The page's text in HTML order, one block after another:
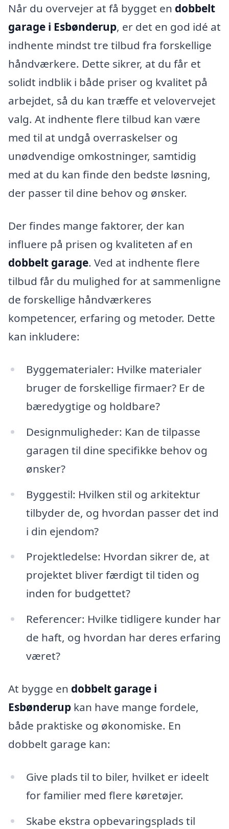
Når du overvejer at få bygget en dobbelt
garage i Esbønderup, er det en god idé at
indhente mindst tre tilbud fra forskellige
håndværkere. Dette sikrer, at du får et
solidt indblik i både priser og kvalitet på
arbejdet, så du kan træffe et velovervejet
valg. At indhente flere tilbud kan være
med til at undgå overraskelser og
unødvendige omkostninger, samtidig
med at du kan finde den bedste løsning,
der passer til dine behov og ønsker.
Der findes mange faktorer, der kan
influere på prisen og kvaliteten af en
dobbelt garage. Ved at indhente flere
tilbud får du mulighed for at sammenligne
de forskellige håndværkeres
kompetencer, erfaring og metoder. Dette
kan inkludere:
Byggematerialer: Hvilke materialer
bruger de forskellige firmaer? Er de
bæredygtige og holdbare?
Designmuligheder: Kan de tilpasse
garagen til dine specifikke behov og
ønsker?
Byggestil: Hvilken stil og arkitektur
tilbyder de, og hvordan passer det ind
i din ejendom?
Projektledelse: Hvordan sikrer de, at
projektet bliver færdigt til tiden og
inden for budgettet?
Referencer: Hvilke tidligere kunder har
de haft, og hvordan har deres erfaring
været?
At bygge en dobbelt garage i
Esbønderup kan have mange fordele,
både praktiske og økonomiske. En
dobbelt garage kan:
Give plads til to biler, hvilket er ideelt
for familier med flere køretøjer.
Skabe ekstra opbevaringsplads til